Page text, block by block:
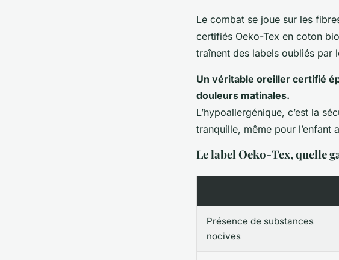
Le combat se joue sur les
certifiés Oeko-Tex en coton
traînent des labels oubliés par
Un véritable oreiller certifié
douleurs matinales.
L’hypoallergénique, c’est la
tranquille, même pour l’enfant
Le label Oeko-Tex, quelle
Présence de substances
nocives